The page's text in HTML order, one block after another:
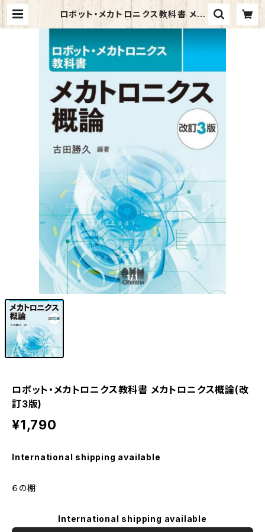
ロボット・メカトロニクス教科書 メカ
トロニクス概論(改訂3版) | マイブッ
クス関大前店(店頭受取オーダー用)
1/1
ロボット・メカトロニクス教科書 メカトロニクス概論(改
訂3版)
¥1,790
International shipping available
６の棚
International shipping available